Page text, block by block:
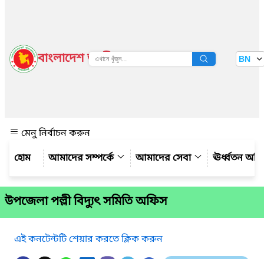
বাংলাদেশ জাতীয় তথ্য বাতায়ন BN
মেনু নির্বাচন করুন
আমাদের সম্পর্কে
আমাদের সেবা ঊর্ধ্বতন
উপজেলা পল্লী বিদ্যুৎ সমিতি অফিস
এই কনটেন্টটি শেয়ার করতে ক্লিক করুন